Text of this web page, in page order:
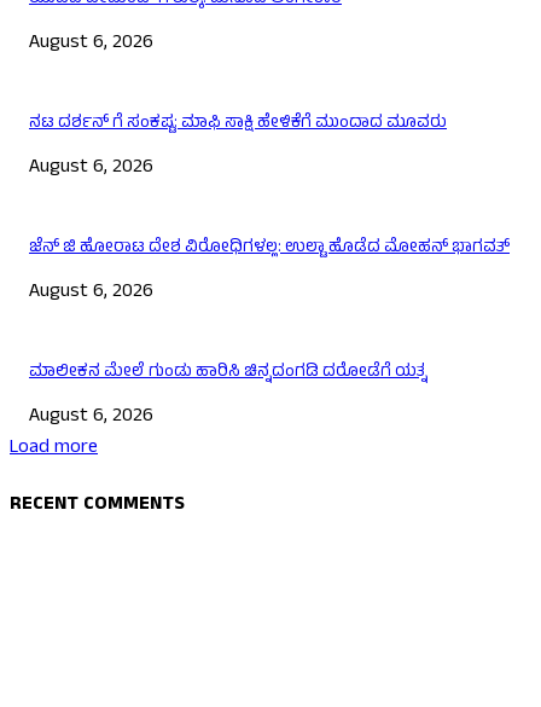
August 6, 2026
ನಟ ದರ್ಶನ್ ಗೆ ಸಂಕಷ್ಟ: ಮಾಫಿ ಸಾಕ್ಷಿ ಹೇಳಿಕೆಗೆ ಮುಂದಾದ ಮೂವರು
August 6, 2026
ಜೆನ್ ಜಿ ಹೋರಾಟ ದೇಶ ವಿರೋಧಿಗಳಲ್ಲ: ಉಲ್ಟಾ ಹೊಡೆದ ಮೋಹನ್ ಭಾಗವತ್
August 6, 2026
ಮಾಲೀಕನ ಮೇಲೆ ಗುಂಡು ಹಾರಿಸಿ ಚಿನ್ನದಂಗಡಿ ದರೋಡೆಗೆ ಯತ್ನ
August 6, 2026
Load more
RECENT COMMENTS